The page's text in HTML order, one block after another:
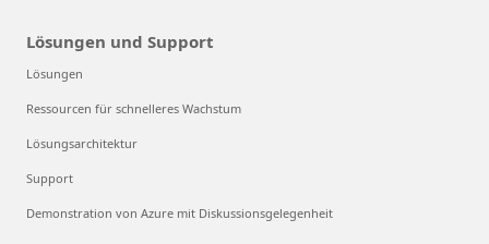
Lösungen und Support
Lösungen
Ressourcen für schnelleres Wachstum
Lösungsarchitektur
Support
Demonstration von Azure mit Diskussionsgelegenheit